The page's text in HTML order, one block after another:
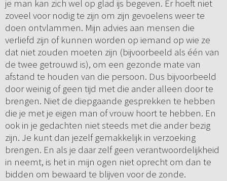
je man kan zich wel op glad ijs begeven. Er hoeft niet
zoveel voor nodig te zijn om zijn gevoelens weer te
doen ontvlammen. Mijn advies aan mensen die
verliefd zijn of kunnen worden op iemand op wie ze
dat niet zouden moeten zijn (bijvoorbeeld als één van
de twee getrouwd is), om een gezonde mate van
afstand te houden van die persoon. Dus bijvoorbeeld
door weinig of geen tijd met die ander alleen door te
brengen. Niet de diepgaande gesprekken te hebben
die je met je eigen man of vrouw hoort te hebben. En
ook in je gedachten niet steeds met die ander bezig
zijn. Je kunt dan jezelf gemakkelijk in verzoeking
brengen. En als je daar zelf geen verantwoordelijkheid
in neemt, is het in mijn ogen niet oprecht om dan te
bidden om bewaard te blijven voor de zonde.